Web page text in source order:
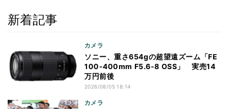
新着記事
カメラ
ソニー、重さ654gの超望遠ズーム「FE
100-400mm F5.6-8 OSS」 実売14
万円前後
2026/08/05 18:14
カメラ